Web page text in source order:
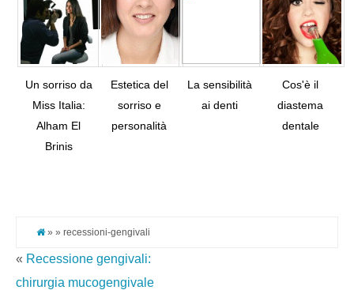
Un sorriso da
Miss Italia:
Alham El
Brinis
Estetica del
sorriso e
personalità
La sensibilità
ai denti
Cos'è il
diastema
dentale
» » recessioni-gengivali
« Recessione gengivali:
chirurgia mucogengivale